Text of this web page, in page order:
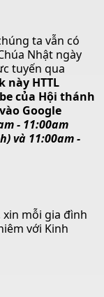
ta vẫn có
Nhật ngày
tuyến qua
này HTTL
của Hội thánh
Google
- 11:00am
và 11:00am -
mỗi gia đình
với Kinh